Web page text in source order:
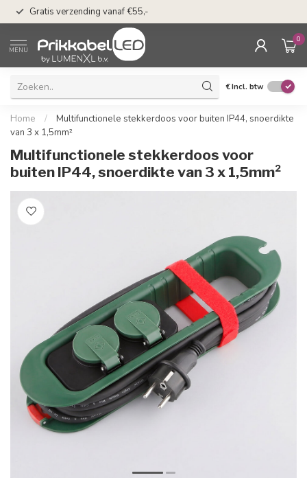
Gratis verzending vanaf €55,-
MENU
0
€Incl. btw
Home /
Multifunctionele stekkerdoos voor buiten IP44, snoerdikte
van 3 x 1,5mm²
Multifunctionele stekkerdoos voor
buiten IP44, snoerdikte van 3 x 1,5mm²